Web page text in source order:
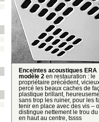
Enceintes acoustiques ERA
modèle 2 en restauration : le
propriétaire précédent,
percé les beaux caches de
plastique brillant,
sans trop les ruiner, pour les
tenir en place avec des vis –
distingue nettement le trou
en haut au centre, tssss